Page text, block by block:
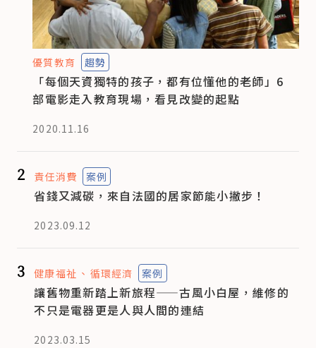
優質教育 趨勢
「每個天資獨特的孩子，都有位懂他的老師」6
部電影走入教育現場，看見改變的起點
2020.11.16
2 責任消費 案例
省錢又減碳，來自法國的居家節能小撇步！
2023.09.12
3 健康福祉 循環經濟 案例
讓舊物重新踏上新旅程——古風小白屋，維修的
不只是電器更是人與人間的連結
2023.03.15